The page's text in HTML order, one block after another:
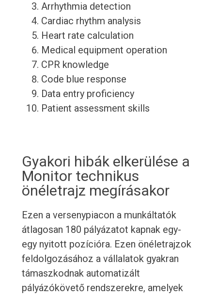
Arrhythmia detection
Cardiac rhythm analysis
Heart rate calculation
Medical equipment operation
CPR knowledge
Code blue response
Data entry proficiency
Patient assessment skills
Gyakori hibák elkerülése a
Monitor technikus
önéletrajz megírásakor
Ezen a versenypiacon a munkáltatók
átlagosan 180 pályázatot kapnak egy-
egy nyitott pozícióra. Ezen önéletrajzok
feldolgozásához a vállalatok gyakran
támaszkodnak automatizált
pályázókövető rendszerekre, amelyek